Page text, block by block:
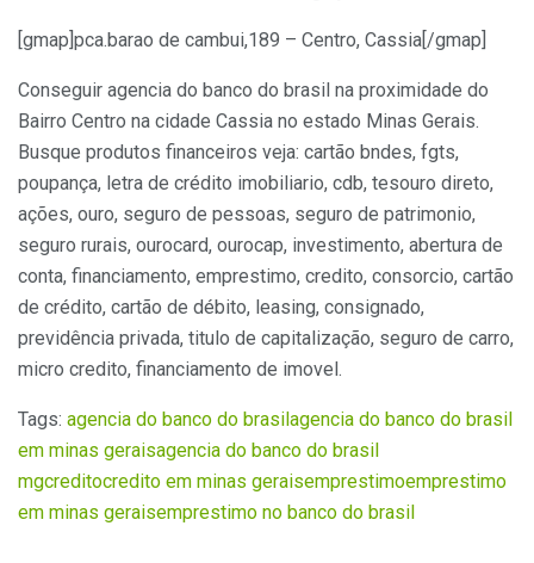
[gmap]pca.barao de cambui,189 – Centro, Cassia[/gmap]
Conseguir agencia do banco do brasil na proximidade do
Bairro Centro na cidade Cassia no estado Minas Gerais.
Busque produtos financeiros veja: cartão bndes, fgts,
poupança, letra de crédito imobiliario, cdb, tesouro direto,
ações, ouro, seguro de pessoas, seguro de patrimonio,
seguro rurais, ourocard, ourocap, investimento, abertura de
conta, financiamento, emprestimo, credito, consorcio, cartão
de crédito, cartão de débito, leasing, consignado,
previdência privada, titulo de capitalização, seguro de carro,
micro credito, financiamento de imovel.
Tags: agencia do banco do brasil agencia do banco do brasil
em minas geraisagencia do banco do brasil
mgcreditocredito em minas geraisemprestimoemprestimo
em minas geraisemprestimo no banco do brasil